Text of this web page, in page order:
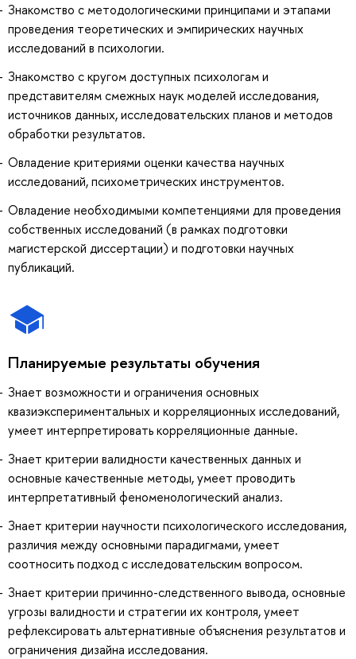
Знакомство с методологическими принципами и этапами
проведения теоретических и эмпирических научных
исследований в психологии.
Знакомство с кругом доступных психологам и
представителям смежных наук моделей исследования,
источников данных, исследовательских планов и методов
обработки результатов.
Овладение критериями оценки качества научных
исследований, психометрических инструментов.
Овладение необходимыми компетенциями для проведения
собственных исследований (в рамках подготовки
магистерской диссертации) и подготовки научных
публикаций.
Планируемые результаты обучения
Знает возможности и ограничения основных
квазиэкспериментальных и корреляционных исследований,
умеет интерпретировать корреляционные данные.
Знает критерии валидности качественных данных и
основные качественные методы, умеет проводить
интерпретативный феноменологический анализ.
Знает критерии научности психологического исследования,
различия между основными парадигмами, умеет
соотносить подход с исследовательским вопросом.
Знает критерии причинно-следственного вывода, основные
угрозы валидности и стратегии их контроля, умеет
рефлексировать альтернативные объяснения результатов и
ограничения дизайна исследования.